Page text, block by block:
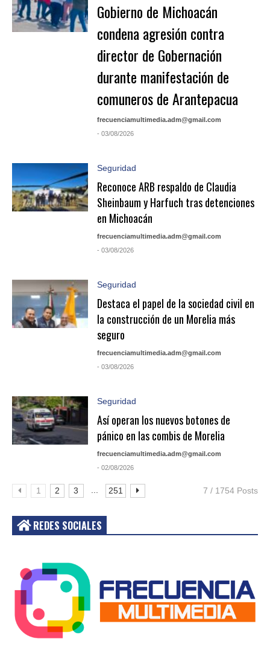
Gobierno de Michoacán
condena agresión contra
director de Gobernación
durante manifestación de
comuneros de Arantepacua
frecuenciamultimedia.adm@gmail.com
- 03/08/2026
Seguridad
Reconoce ARB respaldo de Claudia
Sheinbaum y Harfuch tras detenciones
en Michoacán
frecuenciamultimedia.adm@gmail.com
- 03/08/2026
Seguridad
Destaca el papel de la sociedad civil en
la construcción de un Morelia más
seguro
frecuenciamultimedia.adm@gmail.com
- 03/08/2026
Seguridad
Así operan los nuevos botones de
pánico en las combis de Morelia
frecuenciamultimedia.adm@gmail.com
- 02/08/2026
1 2 3 251 7 / 1754 Posts
REDES SOCIALES